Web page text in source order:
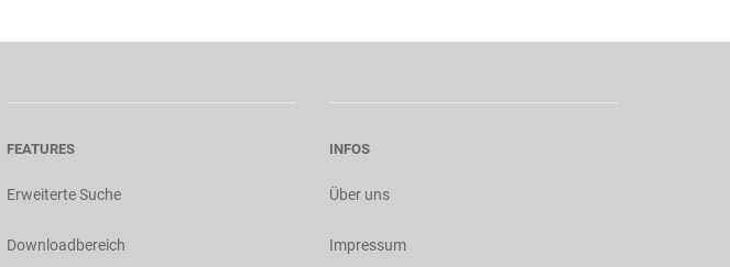
FEATURES
Erweiterte Suche
Downloadbereich
INFOS
Über uns
Impressum